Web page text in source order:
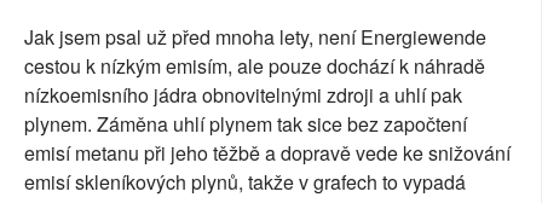
Jak jsem psal už před mnoha lety, není Energiewende
cestou k nízkým emisím, ale pouze dochází k náhradě
nízkoemisního jádra obnovitelnými zdroji a uhlí pak
plynem. Záměna uhlí plynem tak sice bez započtení
emisí metanu při jeho těžbě a dopravě vede ke snižování
emisí skleníkových plynů, takže v grafech to vypadá